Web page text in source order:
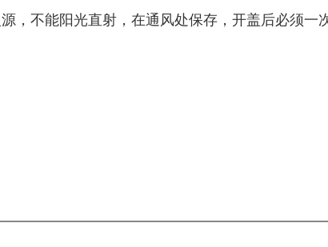
，不能阳光直射，在通风处保存，开盖后必须一